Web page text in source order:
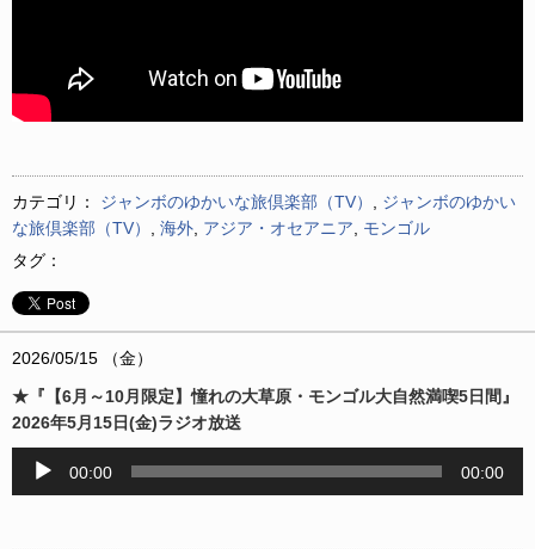
カテゴリ： ジャンボのゆかいな旅倶楽部（TV）
ジャンボのゆかい
な旅倶楽部（TV）
海外 アジア・オセアニア
モンゴル
タグ：
2026/05/15 （金）
★『【6月～10月限定】憧れの大草原・モンゴル大自然満喫5日間』
2026年5月15日(金)ラジオ放送
00:00 00:00